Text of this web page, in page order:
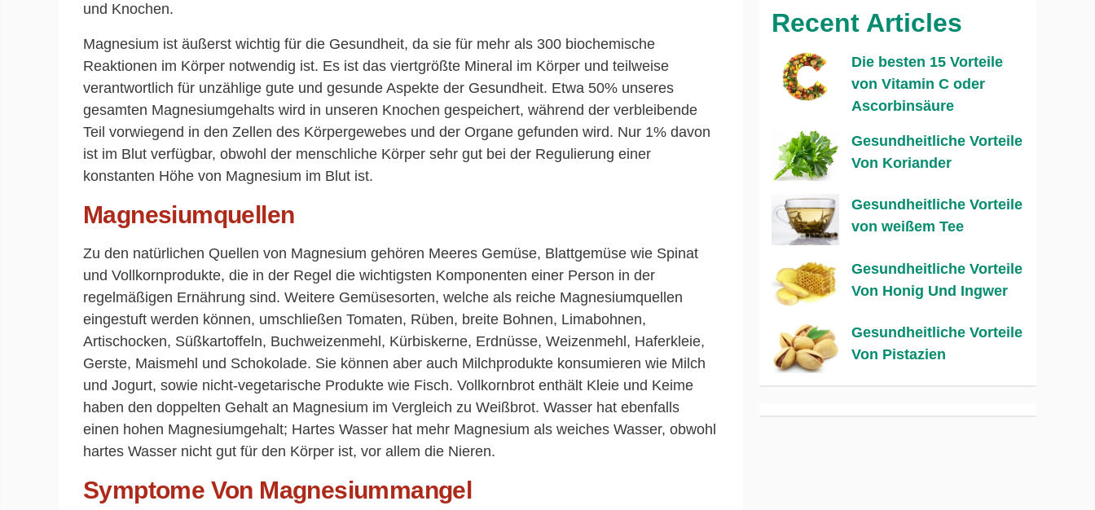
und Knochen.
Magnesium ist äußerst wichtig für die Gesundheit, da sie für mehr als 300 biochemische
Reaktionen im Körper notwendig ist. Es ist das viertgrößte Mineral im Körper und teilweise
verantwortlich für unzählige gute und gesunde Aspekte der Gesundheit. Etwa 50% unseres
gesamten Magnesiumgehalts wird in unseren Knochen gespeichert, während der verbleibende
Teil vorwiegend in den Zellen des Körpergewebes und der Organe gefunden wird. Nur 1% davon
ist im Blut verfügbar, obwohl der menschliche Körper sehr gut bei der Regulierung einer
konstanten Höhe von Magnesium im Blut ist.
Magnesiumquellen
Zu den natürlichen Quellen von Magnesium gehören Meeres Gemüse, Blattgemüse wie Spinat
und Vollkornprodukte, die in der Regel die wichtigsten Komponenten einer Person in der
regelmäßigen Ernährung sind. Weitere Gemüsesorten, welche als reiche Magnesiumquellen
eingestuft werden können, umschließen Tomaten, Rüben, breite Bohnen, Limabohnen,
Artischocken, Süßkartoffeln, Buchweizenmehl, Kürbiskerne, Erdnüsse, Weizenmehl, Haferkleie,
Gerste, Maismehl und Schokolade. Sie können aber auch Milchprodukte konsumieren wie Milch
und Jogurt, sowie nicht-vegetarische Produkte wie Fisch. Vollkornbrot enthält Kleie und Keime
haben den doppelten Gehalt an Magnesium im Vergleich zu Weißbrot. Wasser hat ebenfalls
einen hohen Magnesiumgehalt; Hartes Wasser hat mehr Magnesium als weiches Wasser, obwohl
hartes Wasser nicht gut für den Körper ist, vor allem die Nieren.
Symptome Von Magnesiummangel
Recent Articles
Die besten 15 Vorteile
von Vitamin C oder
Ascorbinsäure
Gesundheitliche Vorteile
Von Koriander
Gesundheitliche Vorteile
von weißem Tee
Gesundheitliche Vorteile
Von Honig Und Ingwer
Gesundheitliche Vorteile
Von Pistazien